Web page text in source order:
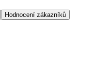
Hodnocení zákazníků